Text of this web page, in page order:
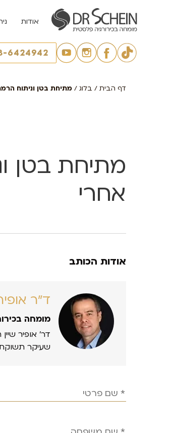
אודות
6424942
דף הבית / בלוג / מתיחת בטן וניתוח
מתיחת בטן
אחרי
אודות הכותב
ד״ר
מומחה
דר’ אופיר
שעיקר